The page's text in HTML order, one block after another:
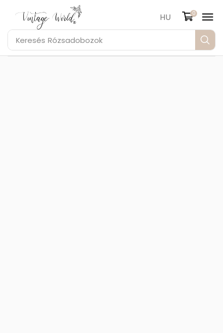
Keresés Rózsadobozok
HU 0